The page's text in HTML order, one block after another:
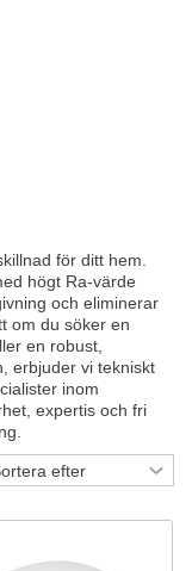
för ditt hem.
högt Ra-värde
och eliminerar
om du söker en
en robust,
erbjuder vi tekniskt
inom
expertis och fri